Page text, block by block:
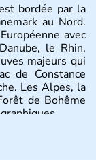
bordée par la
au Nord.
avec
le Rhin,
majeurs qui
de Constance
Les Alpes, la
de Bohême